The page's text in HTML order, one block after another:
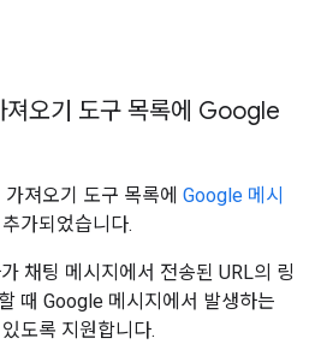
져오기 도구 목록에 Google
져오기 도구 목록에 Google 메시
가되었습니다.
채팅 메시지에서 전송된 URL의 링
때 Google 메시지에서 발생하는
도록 지원합니다.